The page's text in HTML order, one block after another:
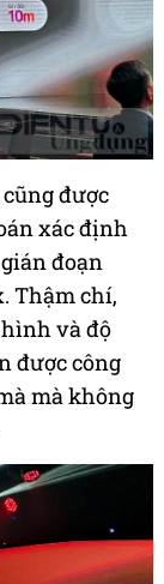
được
xác định
đoạn
Thậm chí,
và độ
được công
mà không